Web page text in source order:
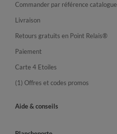
Commander par référence catalogue
Livraison
Retours gratuits en Point Relais®
Paiement
Carte 4 Etoiles
(1) Offres et codes promos
Aide & conseils